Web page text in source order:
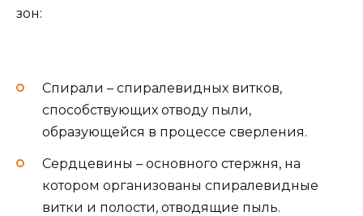
зон:
Спирали – спиралевидных витков,
способствующих отводу пыли,
образующейся в процессе сверления.
Сердцевины – основного стержня, на
котором организованы спиралевидные
витки и полости, отводящие пыль.